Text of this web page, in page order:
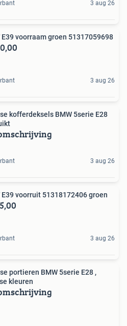
3 aug 26
E39 voorraam groen 51317059698
3 aug 26
kofferdeksels BMW 5serie E28
3 aug 26
E39 voorruit 51318172406 groen
3 aug 26
portieren BMW 5serie E28 ,
kleuren